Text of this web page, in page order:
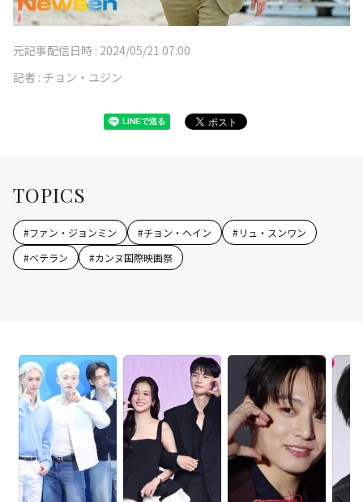
元記事配信日時 : 2024/05/21 07:00
記者 : チョン・ユジン
TOPICS
#ファン・ジョンミン #チョン・ヘイン #リュ・スンワン
#ベテラン #カンヌ国際映画祭